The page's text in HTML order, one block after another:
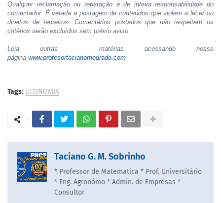
Qualquer reclamação ou reparação é de inteira responsabilidade do
comentador. É vetada a postagem de conteúdos que violem a lei e/ ou
direitos de terceiros. Comentários postados que não respeitem os
critérios serão excluídos sem prévio aviso.
Leia outras matérias acessando nossa
página www.profesortacianomedrado.com
Tags: ECONOMIA
Taciano G. M. Sobrinho
* Professor de Matematica * Prof. Universitário
* Eng. Agronômo * Admin. de Empresas *
Consultor